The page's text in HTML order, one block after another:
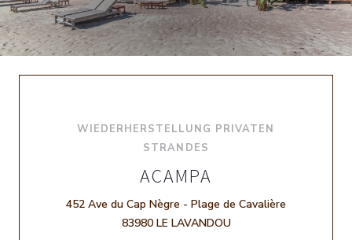
WIEDERHERSTELLUNG PRIVATEN
STRANDES
ACAMPA
452 Ave du Cap Nègre - Plage de Cavalière
83980 LE LAVANDOU((öffnet ein neues